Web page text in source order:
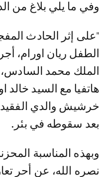
وفي ما يلي بلاغ من
"على إثر الحادث
الطفل ريان اورام،
الملك محمد السادس،
هاتفيا مع السيد خالد
خرشيش والدي الفقيد،
بعد سقوطه في بئر.
وبهذه المناسبة
نصره الله، عن أحر